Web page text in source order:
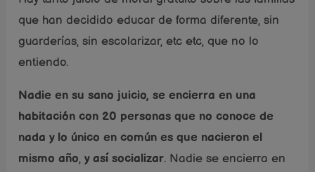
que han decidido educar de forma diferente, sin
guarderías, sin escolarizar, etc etc, que no lo
entiendo.
Nadie en su sano juicio, se encierra en una
habitación con 20 personas que no conoce de
nada y lo único en común es que nacieron el
mismo año,y así socializar. Nadie se encierra en